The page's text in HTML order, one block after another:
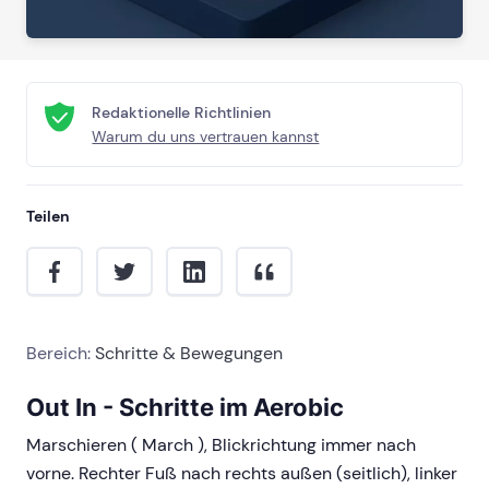
Redaktionelle Richtlinien
Warum du uns vertrauen kannst
Teilen
Bereich:Schritte & Bewegungen
Out In - Schritte im Aerobic
Marschieren ( March ), Blickrichtung immer nach
vorne. Rechter Fuß nach rechts außen (seitlich), linker